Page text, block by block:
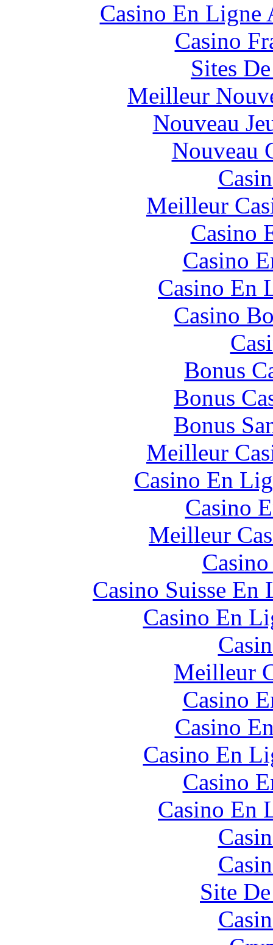
Casino En Ligne
Casino
Sites
Meilleur
Nouveau
Nouveau
Meilleur
Casino
Casino
Casino En
Casino
Bonus
Bonus
Bonus
Meilleur
Casino En
Casino
Meilleur
Casino Suisse En
Casino En
Meilleur
Casino
Casino
Casino En
Casino
Casino En
Site